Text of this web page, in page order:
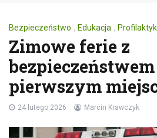
Bezpieczeństwo , Edukacja ,
Zimowe ferie z
pierwszym
24 lutego 2026 Marcin Krawczyk